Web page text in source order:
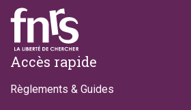
Footer
Accès rapide
Règlements & Guides